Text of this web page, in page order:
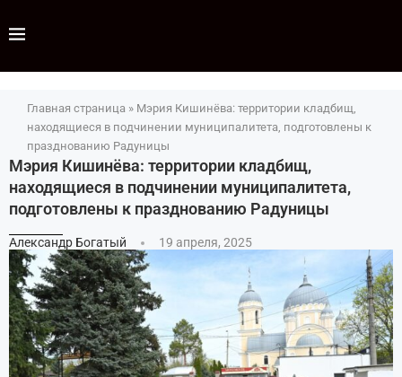
Главная страница » Мэрия Кишинёва: территории кладбищ,
находящиеся в подчинении муниципалитета, подготовлены к
празднованию Радуницы
Мэрия Кишинёва: территории кладбищ,
находящиеся в подчинении муниципалитета,
подготовлены к празднованию Радуницы
Александр Богатый 19 апреля, 2025